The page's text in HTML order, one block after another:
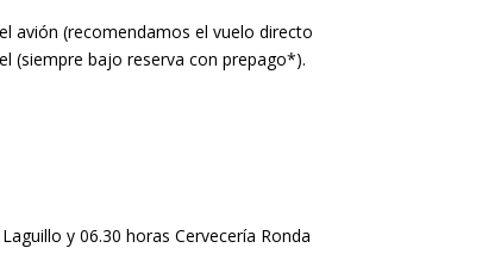
avión (recomendamos el vuelo directo
(siempre bajo reserva con prepago*).
y 06.30 horas Cervecería Ronda